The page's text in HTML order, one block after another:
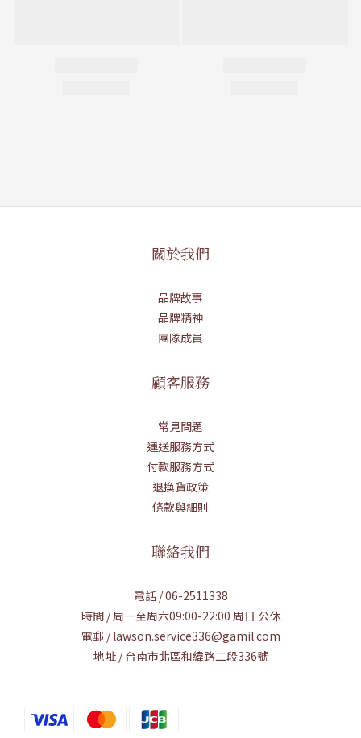
關於我們
品牌故事
品牌精神
團隊成員
顧客服務
常見問題
運送服務方式
付款服務方式
退換貨政策
條款與細則
聯絡我們
電話 / 06-2511338
時間 / 周一至周六09:00-22:00 周日 公休
電郵 / lawson.service336@gamil.com
地址 / 台南市北區和緯路二段336號